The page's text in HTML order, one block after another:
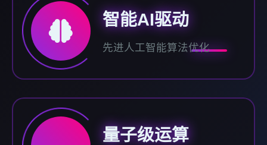
智能AI驱动
先进人工智能算法优化
量子级运算